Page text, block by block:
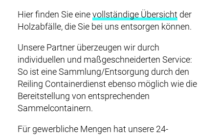
Hier finden Sie einevollständige Übersicht der
Holzabfälle, die Sie bei uns entsorgen können.
Unsere Partner überzeugen wir durch
individuellen und maßgeschneiderten Service:
So ist eine Sammlung/Entsorgung durch den
Reiling Containerdienst ebenso möglich wie die
Bereitstellung von entsprechenden
Sammelcontainern.
Für gewerbliche Mengen hat unsere 24-